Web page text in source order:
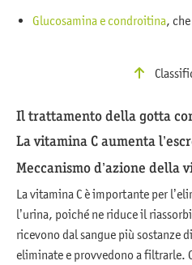
Glucosamina e condroitina ,
Il trattamento della gotta
La vitamina C aumenta
Meccanismo d’azione della
La vitamina C è importante per
l’urina, poiché ne riduce il
ricevono dal sangue più sostanze
eliminate e provvedono a filtrarle.